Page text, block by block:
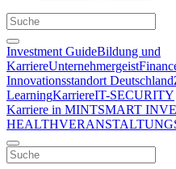
Investment GuideBildung und
KarriereUnternehmergeist
Innovationsstandort Deutschland
LearningKarriereIT-SECURITY
Karriere in MINTSMART
HEALTH